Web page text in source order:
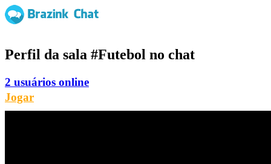
Perfil da sala #Futebol no chat
2 usuários online
Jogar